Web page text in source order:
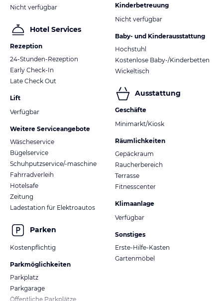
Nicht verfügbar
Hotel Services
Rezeption
24-Stunden-Rezeption
Early Check-In
Late Check Out
Lift
Verfügbar
Weitere Serviceangebote
Wäscheservice
Bügelservice
Schuhputzservice/-maschine
Fahrradverleih
Hotelsafe
Zeitung
Ladestation für Elektroautos
Parken
Kostenpflichtig
Parkmöglichkeiten
Parkplatz
Parkgarage
Öffentliche Parkplätze
Kinderbetreuung
Nicht verfügbar
Baby- und Kinderausstattung
Hochstuhl
Kostenlose Baby-/Kinderbetten
Wickeltisch
Ausstattung
Geschäfte
Minimarkt/Kiosk
Räumlichkeiten
Gepäckraum
Raucherbereich
Terrasse
Fitnesscenter
Klimaanlage
Verfügbar
Sonstiges
Erste-Hilfe-Kasten
Gartenmöbel